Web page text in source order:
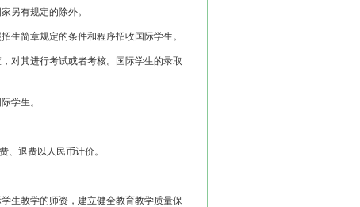
另有规定的除外。
简章规定的条件和程序招收国际学生。
对其进行考试或者考核。国际学生的录取
学生。
退费以人民币计价。
生教学的师资，建立健全教育教学质量保